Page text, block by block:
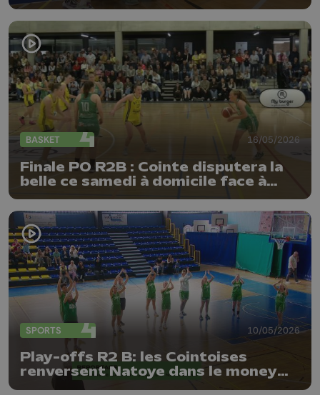
BASKET 16/05/2026
Finale PO R2B : Cointe disputera la
belle ce samedi à domicile face à
Natoye
SPORTS 10/05/2026
Play-offs R2 B: les Cointoises
renversent Natoye dans le money
time